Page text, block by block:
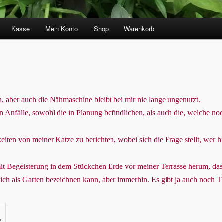
Kasse Mein Konto Shop Warenkorb
aber auch die Nähmaschine bleibt bei mir nie lange ungenutzt.
Anfälle, sowohl die in Planung befindlichen, als auch die, welche
von meiner Katze zu berichten, wobei sich die Frage stellt, wer
Begeisterung in dem Stückchen Erde vor meiner Terrasse herum,
als Garten bezeichnen kann, aber immerhin. Es gibt ja auch noch